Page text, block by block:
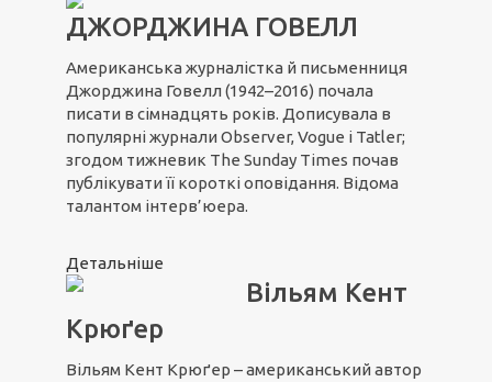
ДЖОРДЖИНА ГОВЕЛЛ
Американська журналістка й письменниця
Джорджина Говелл (1942–2016) почала
писати в сімнадцять років. Дописувала в
популярні журнали Observer, Vogue і Tatler;
згодом тижневик The Sunday Times почав
публікувати її короткі оповідання. Відома
талантом інтерв’юера.
Детальніше
Вільям Кент
Крюґер
Вільям Кент Крюґер – американський автор